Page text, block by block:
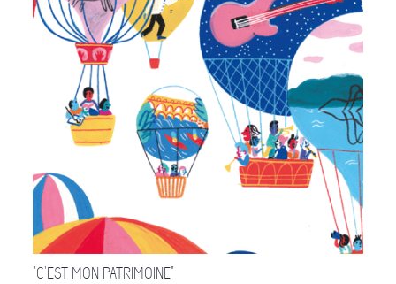
"C'EST MON PATRIMOINE"